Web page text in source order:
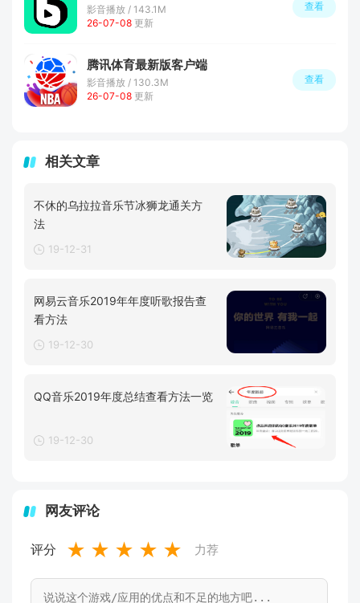
影音播放 / 143.1M
26-07-08 更新
查看
腾讯体育最新版客户端
影音播放 / 130.3M
26-07-08 更新
查看
相关文章
不休的乌拉拉音乐节冰狮龙通关方
法
19-12-31
网易云音乐2019年年度听歌报告查
看方法
19-12-30
QQ音乐2019年度总结查看方法一览
19-12-30
网友评论
评分 ★ ★ ★ ★ ★ 力荐